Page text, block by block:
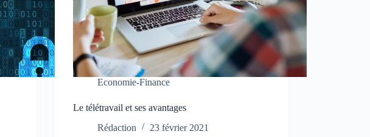
Economie-Finance
Le télétravail et ses avantages
Rédaction
23 février 2021